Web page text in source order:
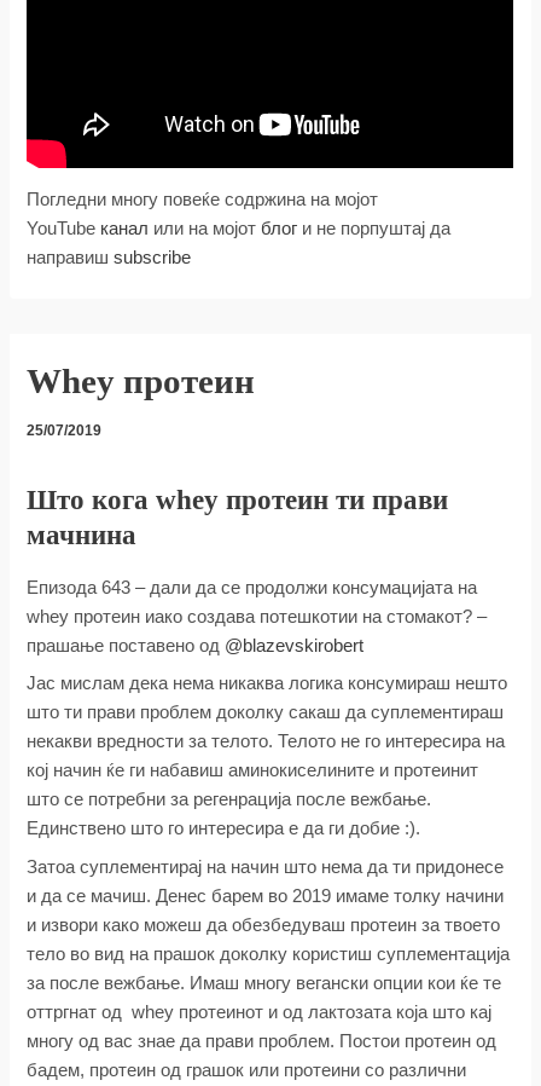
Погледни многу повеќе содржина на мојот
YouTube канал или на мојот блог и не порпуштај да
направишsubscribe
Whey протеин
25/07/2019
Што кога whey протеин ти прави
мачнина
Епизода 643 – дали да се продолжи консумацијата на
whey протеин иако создава потешкотии на стомакот? –
прашање поставено од @blazevskirobert
Jас мислам дека нема никаква логика консумираш нешто
што ти прави проблем доколку сакаш да суплементираш
некакви вредности за телото. Телото не го интересира на
кој начин ќе ги набавиш аминокиселините и протеинит
што се потребни за регенрација после вежбање.
Единствено што го интересира е да ги добие :).
Затоа суплементирај на начин што нема да ти придонесе
и да се мачиш. Денес барем во 2019 имаме толку начини
и извори како можеш да обезбедуваш протеин за твоето
тело во вид на прашок доколку користиш суплементација
за после вежбање. Имаш многу вегански опции кои ќе те
оттргнат од whey протеинот и од лактозата која што кај
многу од вас знае да прави проблем. Постои протеин од
бадем, протеин од грашок или протеини со различни